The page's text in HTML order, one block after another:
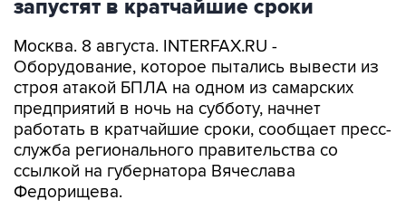
запустят в кратчайшие сроки
Москва. 8 августа. INTERFAX.RU -
Оборудование, которое пытались вывести из
строя атакой БПЛА на одном из самарских
предприятий в ночь на субботу, начнет
работать в кратчайшие сроки, сообщает пресс-
служба регионального правительства со
ссылкой на губернатора Вячеслава
Федорищева.